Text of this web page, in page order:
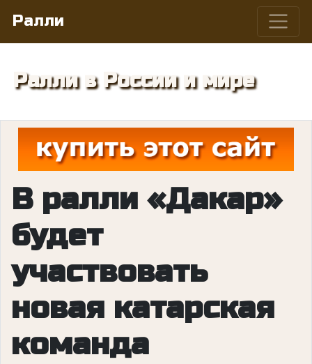
Ралли
Ралли в России и мире
В ралли «Дакар»
будет
участвовать
новая катарская
команда